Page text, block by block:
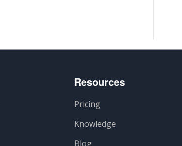
Resources
Pricing
Knowledge
Blog